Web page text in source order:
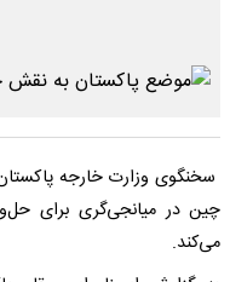
سخنگوی وزارت خارجه پاکستان
چین در میانجی‌گری برای
می‌کند.